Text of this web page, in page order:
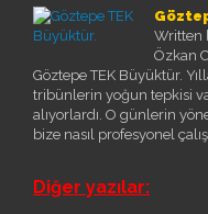
Written
Özkan
Göztepe TEK Büyüktür.
tribünlerin yoğun tepkisi
alıyorlardı. O günlerin
bize nasıl profesyonel
Diğer yazılar: